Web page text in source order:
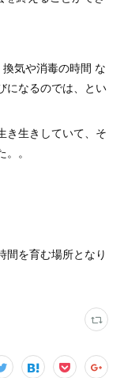
気や消毒の時間 な
なるのでは、 とい
生きしていて、 そ
。
間を育む場所となり